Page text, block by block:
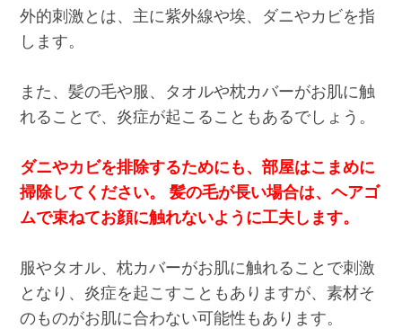
外的刺激とは、主に紫外線や埃、ダニやカビを指
します。
また、髪の毛や服、タオルや枕カバーがお肌に触
れることで、炎症が起こることもあるでしょう。
ダニやカビを排除するためにも、部屋はこまめに
掃除してください。 髪の毛が長い場合は、ヘアゴ
ムで束ねてお顔に触れないように工夫します。
服やタオル、枕カバーがお肌に触れることで刺激
となり、炎症を起こすこともありますが、素材そ
のものがお肌に合わない可能性もあります。